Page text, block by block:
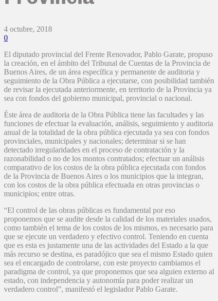
4 octubre, 2018
0
El diputado provincial del Frente Renovador, Pablo Garate, propuso
la creación, en el ámbito del Tribunal de Cuentas de la Provincia de
Buenos Aires, de un área específica y permanente de auditoria y
seguimiento de la Obra Pública a ejecutarse, con posibilidad también
de revisar la ejecutada anteriormente, en territorio de la Provincia ya
sea con fondos del gobierno municipal, provincial o nacional.
Éste área de auditoria de la Obra Pública tiene las facultades y las
funciones de efectuar la evaluación, análisis, seguimiento y auditoria
anual de la totalidad de la obra pública ejecutada ya sea con fondos
provinciales, municipales y nacionales; determinar si se han
detectado irregularidades en el proceso de contratación y la
razonabilidad o no de los montos contratados; efectuar un análisis
comparativo de los costos de la obra pública ejecutada con fondos
de la Provincia de Buenos Aires o los municipios que la integran,
con los costos de la obra pública efectuada en otras provincias o
municipios; entre otras.
“El control de las obras públicas es fundamental por eso
proponemos que se audite desde la calidad de los materiales usados,
como también el tema de los costos de los mismos, es necesario para
que se ejecute un verdadero y efectivo control. Teniendo en cuenta
que es esta es justamente una de las actividades del Estado a la que
más recurso se destina, es paradójico que sea el mismo Estado quien
sea el encargado de controlarse, con este proyecto cambiamos el
paradigma de control, ya que proponemos que sea alguien externo al
estado, con independencia y autonomía para poder realizar un
verdadero control”, manifestó el legislador Pablo Garate.